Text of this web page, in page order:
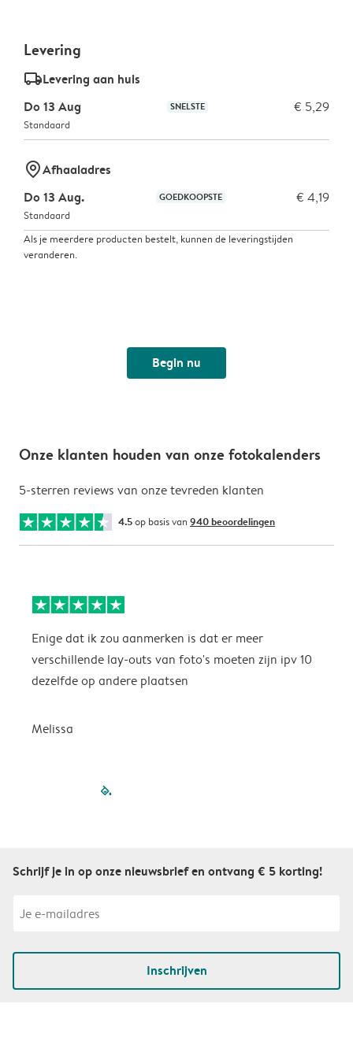
Levering
delivery_standard_v2Levering aan huis
Do 13 Aug
SNELSTE € 5,29
Standaard
marker-pinAfhaaladres
Do 13 Aug.
GOEDKOOPSTE € 4,19
Standaard
Als je meerdere producten bestelt, kunnen de leveringstijden
veranderen.
Begin nu
Onze klanten houden van onze fotokalenders
5-sterren reviews van onze tevreden klanten
4.5op basis van 940 beoordelingen
Enige dat ik zou aanmerken is dat er meer
verschillende lay-outs van foto's moeten zijn ipv 10
dezelfde op andere plaatsen
Melissa
filled-pagination
Schrijf je in op onze nieuwsbrief en ontvang € 5 korting!
Inschrijven